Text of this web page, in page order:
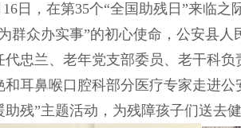
16日，在第35个“全国助残日”来临
群众办实事”的初心使命，公安县
代忠兰、老年党支部委员、老干科
和耳鼻喉口腔科部分医疗专家走进
残”主题活动，为残障孩子们送去